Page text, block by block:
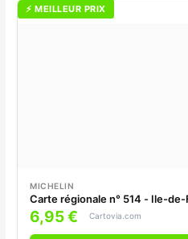
⚡ MEILLEUR PRIX
MICHELIN
6,95 € Cartovia.com